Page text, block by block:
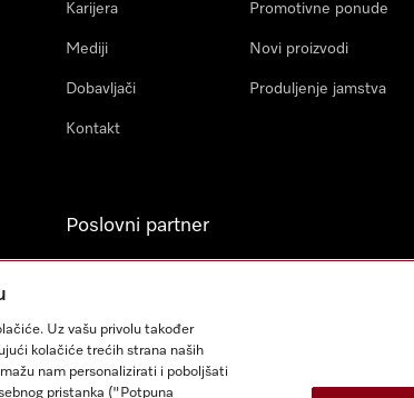
Karijera
Mediji
Dobavljači
Kontakt
Promotivne ponude
Novi proizvodi
Produljenje jamstva
Poslovni partner
građevinskih radova
Uz vašu privolu također
kolačiće trećih strana naših
nam personalizirati i poboljšati
pristanka ("Potpuna